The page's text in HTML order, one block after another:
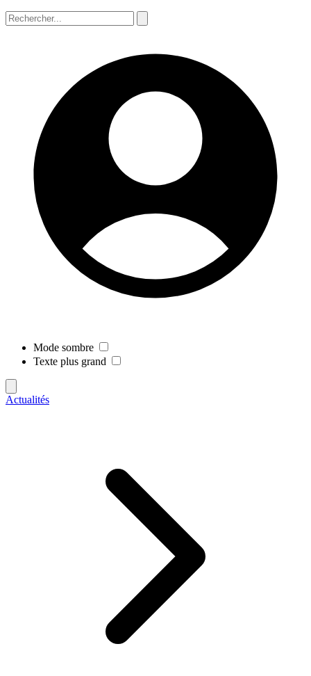
Mode sombre
Texte plus grand
Actualités